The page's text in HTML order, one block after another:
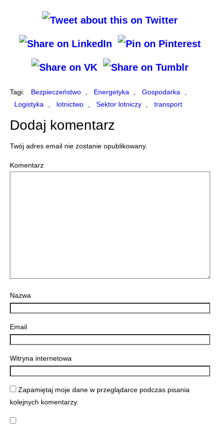
Tagi: Bezpieczeństwo Energetyka Gospodarka
Logistyka
lotnictwo Sektor lotniczy transport
Dodaj komentarz
Twój adres email nie zostanie opublikowany.
Komentarz
Nazwa
Email
Witryna internetowa
Zapamiętaj moje dane w przeglądarce podczas pisania
kolejnych komentarzy.